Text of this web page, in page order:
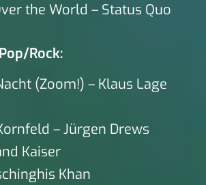
the World – Status Quo
Rock:
(Zoom!) – Klaus Lage
– Jürgen Drews
Kaiser
Khan